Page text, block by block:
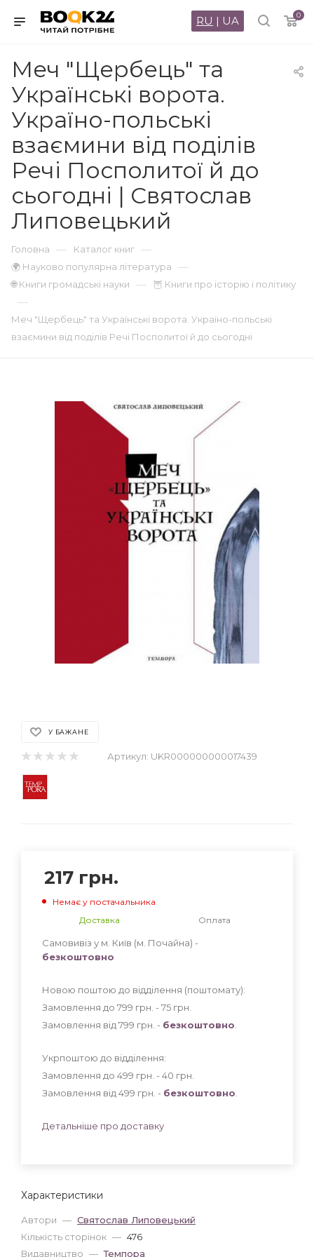
0
RU | UA
Меч "Щербець" та
Українські ворота.
Україно-польські
взаємини від поділів
Речі Посполитої й до
сьогодні | Святослав
Липовецький
Головна — Каталог книг —
🌍 Науково популярна література —
🌐 Книги громадські науки — 🦉 Книги про історію і політику
—
Меч "Щербець" та Українські ворота. Україно-польські
взаємини від поділів Речі Посполитої й до сьогодні
У БАЖАНЕ
Артикул: UKR000000000017439
Характеристики
Автори — Святослав Липовецький
Кількість сторінок — 476
Видавництво — Темпора
217 грн.
Немає у постачальника
Доставка
Оплата
Самовивіз у м. Київ (м. Почайна) -
безкоштовно
Новою поштою до відділення (поштомату):
Замовлення до 799 грн. - 75 грн
Замовлення від 799 грн. - безкоштовно
Укрпоштою до відділення:
Замовлення до 499 грн. - 40 грн
Замовлення від 499 грн. - безкоштовно
Детальніше про доставку